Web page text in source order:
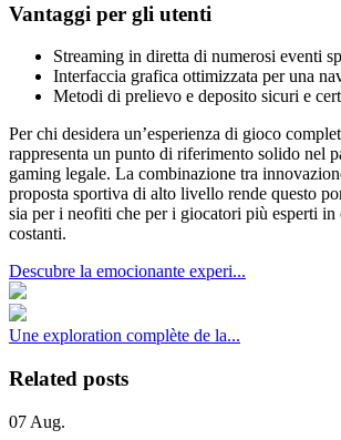
Vantaggi per gli utenti
Streaming in diretta di numerosi eventi
Interfaccia grafica ottimizzata per una
Metodi di prelievo e deposito sicuri e
Per chi desidera un’esperienza di gioco
rappresenta un punto di riferimento solido nel
gaming legale. La combinazione tra
proposta sportiva di alto livello rende questo
sia per i neofiti che per i giocatori più esperti in
costanti.
Descubre la emocionante experi...
Une exploration complète de la...
Related posts
07 Aug.